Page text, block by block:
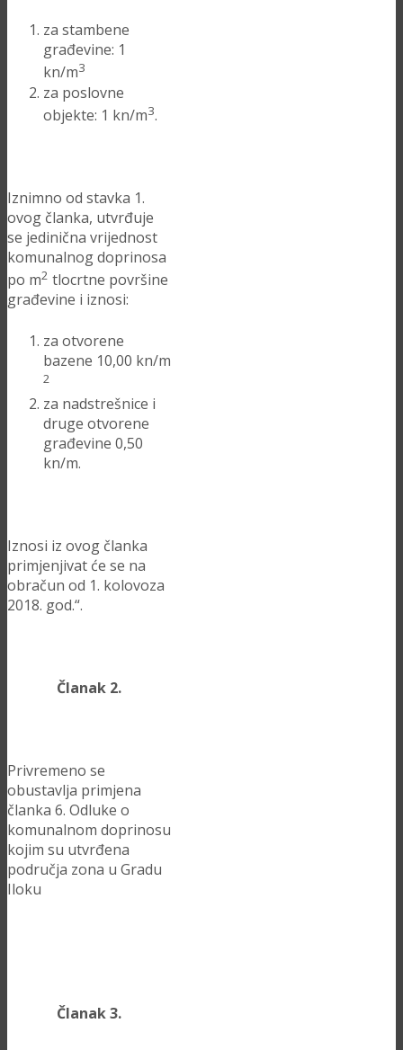
za stambene
građevine: 1
kn/m3
za poslovne
objekte: 1 kn/m3.
Iznimno od stavka 1.
ovog članka, utvrđuje
se jedinična vrijednost
komunalnog doprinosa
po m2 tlocrtne površine
građevine i iznosi:
za otvorene
bazene 10,00 kn/m
2
za nadstrešnice i
druge otvorene
građevine 0,50
kn/m.
Iznosi iz ovog članka
primjenjivat će se na
obračun od 1. kolovoza
2018. god.“.
Članak 2.
Privremeno se
obustavlja primjena
članka 6. Odluke o
komunalnom doprinosu
kojim su utvrđena
područja zona u Gradu
Iloku
Članak 3.